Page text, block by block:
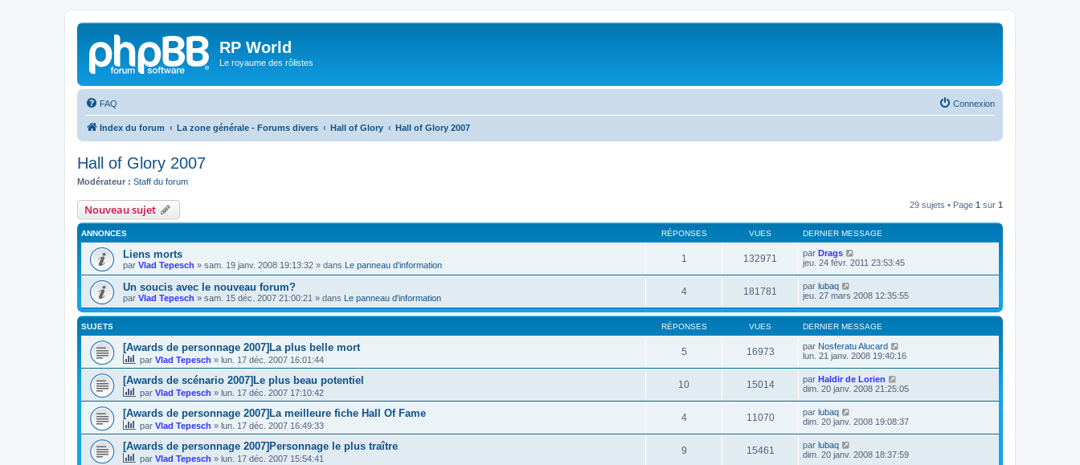
RP World
Le royaume des rôlistes
FAQ Connexion
Index du forum La zone générale - Forums divers Hall of Glory Hall of Glory 2007
Hall of Glory 2007
Modérateur : Staff du forum
Nouveau sujet 29 sujets • Page 1 sur 1
ANNONCES RÉPONSES VUES DERNIER MESSAGE
Liens morts
par Vlad Tepesch » sam. 19 janv. 2008 19:13:32 » dans Le panneau d'information
1 132971 par Drags
jeu. 24 févr. 2011 23:53:45
Un soucis avec le nouveau forum?
par Vlad Tepesch » sam. 15 déc. 2007 21:00:21 » dans Le panneau d'information
4 181781 par lubaq
jeu. 27 mars 2008 12:35:55
SUJETS RÉPONSES VUES DERNIER MESSAGE
[Awards de personnage 2007]La plus belle mort
par Vlad Tepesch » lun. 17 déc. 2007 16:01:44
5 16973 par Nosferatu Alucard
lun. 21 janv. 2008 19:40:16
[Awards de scénario 2007]Le plus beau potentiel
par Vlad Tepesch » lun. 17 déc. 2007 17:10:42
10 15014 par Haldir de Lorien
dim. 20 janv. 2008 21:25:05
[Awards de personnage 2007]La meilleure fiche Hall Of Fame
par Vlad Tepesch » lun. 17 déc. 2007 16:49:33
4 11070 par lubaq
dim. 20 janv. 2008 19:08:37
[Awards de personnage 2007]Personnage le plus traître
par Vlad Tepesch » lun. 17 déc. 2007 15:54:41
9 15461 par lubaq
dim. 20 janv. 2008 18:37:59